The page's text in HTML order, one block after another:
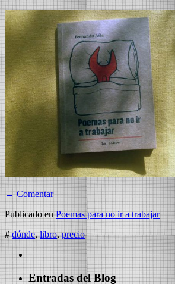
→ Comentar
Publicado en Poemas para no ir a trabajar
# dónde,libro,precio
Entradas del Blog